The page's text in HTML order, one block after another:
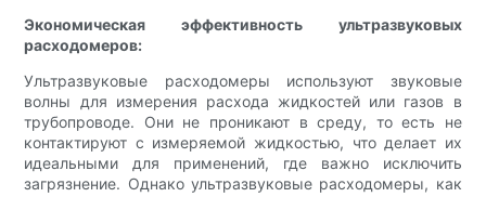
Экономическая эффективность ультразвуковых
расходомеров:
Ультразвуковые расходомеры используют звуковые
волны для измерения расхода жидкостей или газов в
трубопроводе. Они не проникают в среду, то есть не
контактируют с измеряемой жидкостью, что делает их
идеальными для применений, где важно исключить
загрязнение. Однако ультразвуковые расходомеры, как